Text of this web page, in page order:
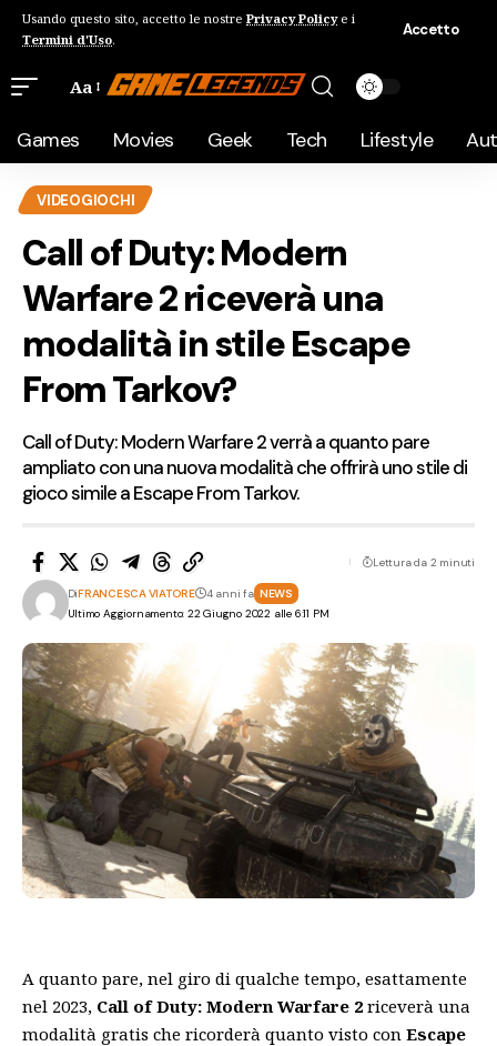
Usando questo sito, accetto le nostre Privacy Policye i
Termini d'Uso.
Accetto
Aa
Games Movies Geek Tech Lifestyle
VIDEOGIOCHI
Call of Duty: Modern
Warfare 2 riceverà una
modalità in stile Escape
From Tarkov?
Call of Duty: Modern Warfare 2 verrà a quanto pare
ampliato con una nuova modalità che offrirà uno stile di
gioco simile a Escape From Tarkov.
Ultimo Aggiornamento: 22 Giugno 2022 alle 6:11 PM
DiFRANCESCA VIATORE 4 anni fa NEWS
Lettura da 2 minuti
A quanto pare, nel giro di qualche tempo, esattamente
nel 2023, Call of Duty: Modern Warfare 2 riceverà una
modalità gratis che ricorderà quanto visto con Escape